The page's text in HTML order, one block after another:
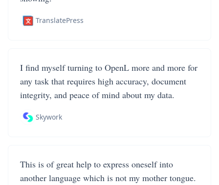
TranslatePress
I find myself turning to OpenL more and more for
any task that requires high accuracy, document
integrity, and peace of mind about my data.
Skywork
This is of great help to express oneself into
another language which is not my mother tongue.